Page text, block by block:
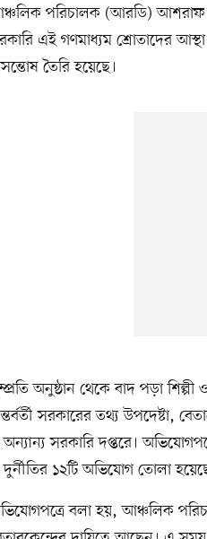
পরিচালক (আরডি) আশরাফ
এই গণমাধ্যম শ্রোতাদের আস্থা
তৈরি হয়েছে।
অনুষ্ঠান থেকে বাদ পড়া
সরকারের তথ্য উপদেষ্টা,
সরকারি দপ্তরে।
১২টি অভিযোগ তোলা
বলা হয়, আঞ্চলিক